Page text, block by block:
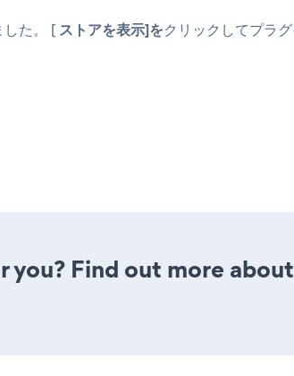
た。 [ ストアを表示]をクリックしてプラ
Find out more